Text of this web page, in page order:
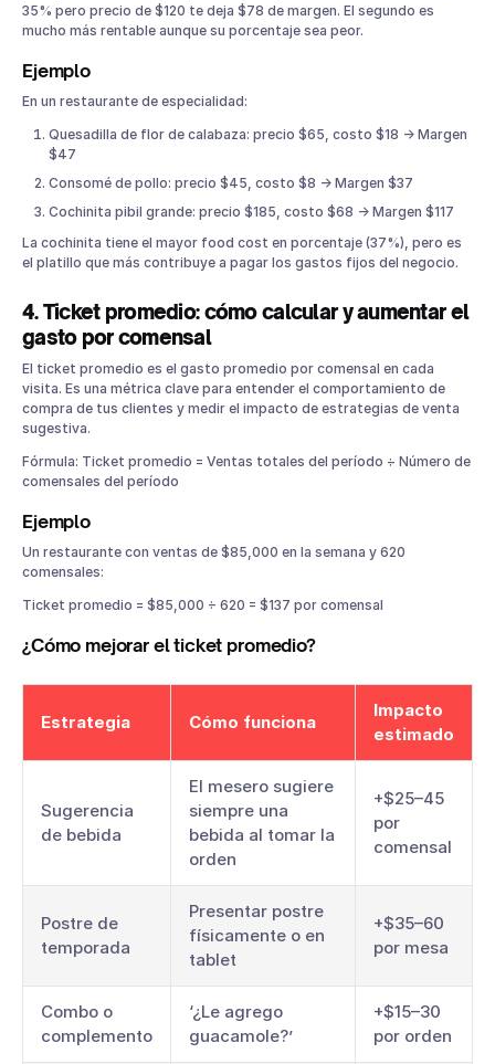
35% pero precio de $120 te deja $78 de margen. El segundo es
mucho más rentable aunque su porcentaje sea peor.
Ejemplo
En un restaurante de especialidad:
Quesadilla de flor de calabaza: precio $65, costo $18 → Margen
$47
Consomé de pollo: precio $45, costo $8 → Margen $37
Cochinita pibil grande: precio $185, costo $68 → Margen $117
La cochinita tiene el mayor food cost en porcentaje (37%), pero es
el platillo que más contribuye a pagar los gastos fijos del negocio.
4. Ticket promedio: cómo calcular y aumentar el
gasto por comensal
El ticket promedio es el gasto promedio por comensal en cada
visita. Es una métrica clave para entender el comportamiento de
compra de tus clientes y medir el impacto de estrategias de venta
sugestiva.
Fórmula: Ticket promedio = Ventas totales del período ÷ Número de
comensales del período
Ejemplo
Un restaurante con ventas de $85,000 en la semana y 620
comensales:
Ticket promedio = $85,000 ÷ 620 = $137 por comensal
¿Cómo mejorar el ticket promedio?
Estrategia Cómo funciona
Impacto
estimado
Sugerencia
de bebida
El mesero sugiere
siempre una
bebida al tomar la
orden
+$25–45
por
comensal
Postre de
temporada
Presentar postre
físicamente o en
tablet
+$35–60
por mesa
Combo o
complemento
‘¿Le agrego
guacamole?’
+$15–30
por orden